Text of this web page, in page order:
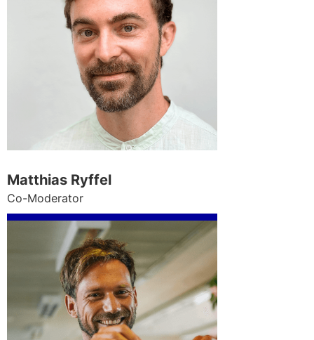
Matthias Ryffel
Co-Moderator